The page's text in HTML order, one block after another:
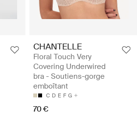
CHANTELLE
Floral Touch Very
Covering Underwired
bra - Soutiens-gorge
emboîtant
C D E F G
70 €